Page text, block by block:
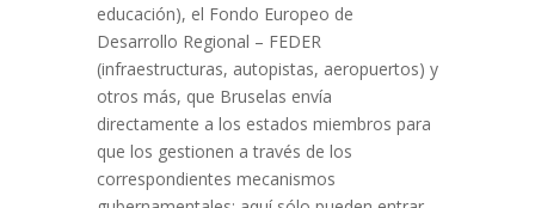
educación), el Fondo Europeo de
Desarrollo Regional – FEDER
(infraestructuras, autopistas, aeropuertos) y
otros más, que Bruselas envía
directamente a los estados miembros para
que los gestionen a través de los
correspondientes mecanismos